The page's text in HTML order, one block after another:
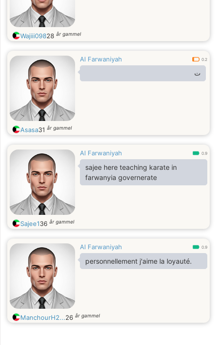
Wajiii09828 år gammel
Al Farwaniyah 0.2
ت
Asasa31 år gammel
Al Farwaniyah 0.9
sajee here teaching karate in
farwanyia governerate
Sajee136 år gammel
Al Farwaniyah 0.9
personnellement j'aime la loyauté.
ManchourH2...26 år gammel